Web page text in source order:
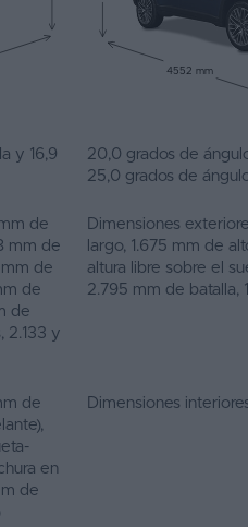
4552 mm
y 16,9
20,0 grados de
25,0 grados de
de
mm de
mm de
de
de
2.133 y
Dimensiones
largo, 1.675 mm de
altura libre sobre el
2.795 mm de batalla,
de
en
de
Dimensiones